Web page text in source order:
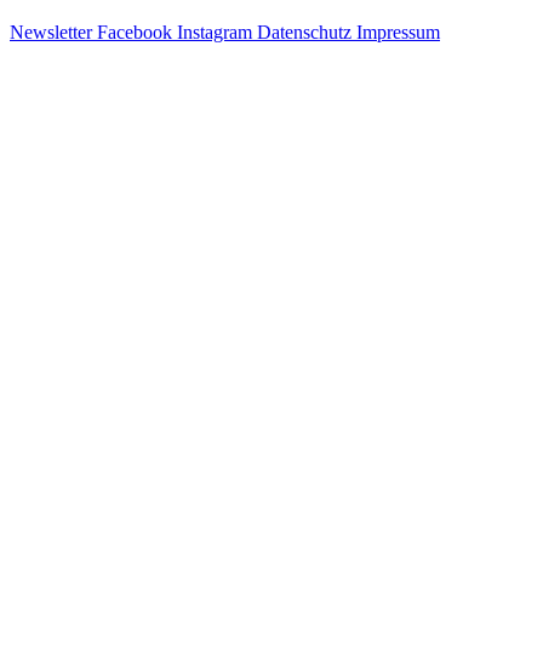
NewsletterFacebook Instagram Datenschutz Impressum